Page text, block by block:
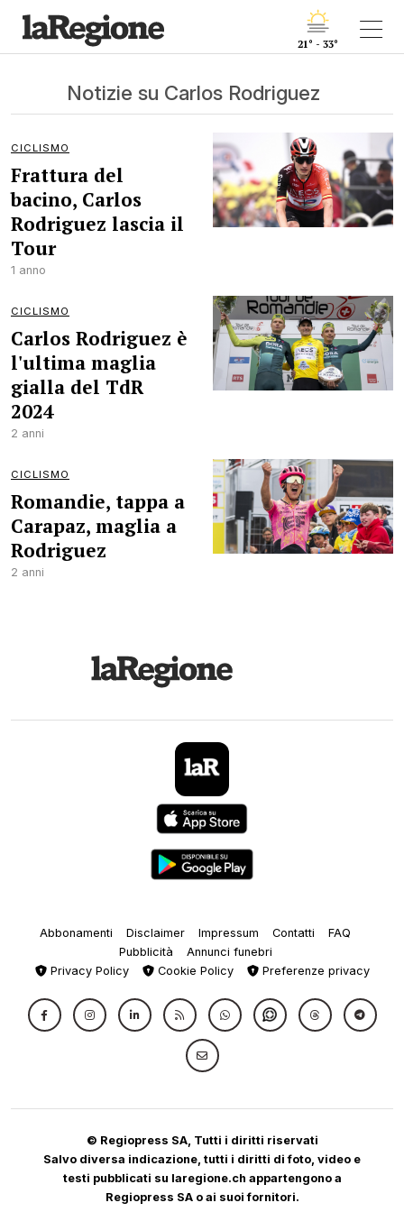
21° - 33°
Notizie su Carlos Rodriguez
CICLISMO
Frattura del
bacino, Carlos
Rodriguez lascia il
Tour
1 anno
CICLISMO
Carlos Rodriguez è
l'ultima maglia
gialla del TdR
2024
2 anni
CICLISMO
Romandie, tappa a
Carapaz, maglia a
Rodriguez
2 anni
Abbonamenti Disclaimer Impressum Contatti
FAQ
Pubblicità
Annunci funebri
Privacy Policy
Cookie Policy Preferenze privacy
© Regiopress SA, Tutti i diritti riservati
Salvo diversa indicazione, tutti i diritti di foto, video e
testi pubblicati su laregione.ch appartengono a
Regiopress SA o ai suoi fornitori.